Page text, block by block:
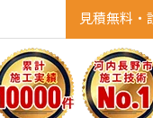
見積無料・